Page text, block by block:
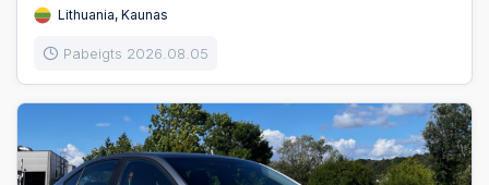
Lithuania, Kaunas
Pabeigts 2026.08.05